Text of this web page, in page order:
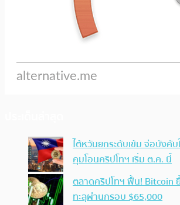
ไต้หวันยกระดับเข้ม จ่อบังคั
คุมโอนคริปโทฯ เริ่ม ต.ค. นี้
ตลาดคริปโทฯ ฟื้น! Bitcoin
ทะลุผ่านกรอบ $65,000